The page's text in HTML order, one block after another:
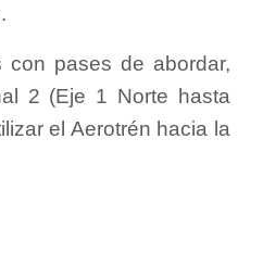
con pases de abordar,
2 (Eje 1 Norte hasta
el Aerotrén hacia la